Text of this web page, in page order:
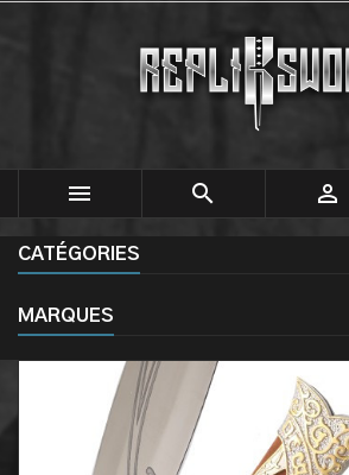
  
CATÉGORIES
MARQUES